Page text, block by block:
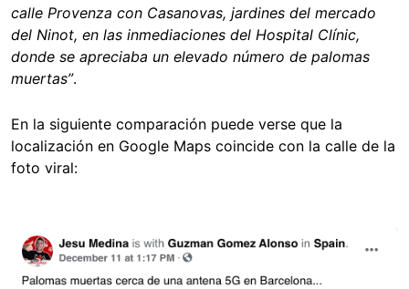
calle Provenza con Casanovas, jardines del mercado
del Ninot, en las inmediaciones del Hospital Clínic,
donde se apreciaba un elevado número de palomas
muertas”.
En la siguiente comparación puede verse que la
localización en Google Maps coincide con la calle de la
foto viral:
Image